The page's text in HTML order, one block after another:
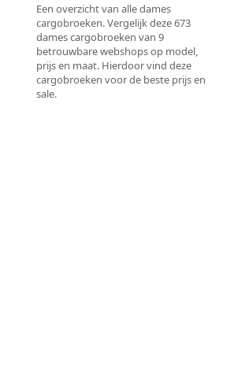
Een overzicht van alle dames
cargobroeken. Vergelijk deze 673
dames cargobroeken van 9
betrouwbare webshops op model,
prijs en maat. Hierdoor vind deze
cargobroeken voor de beste prijs en
sale.